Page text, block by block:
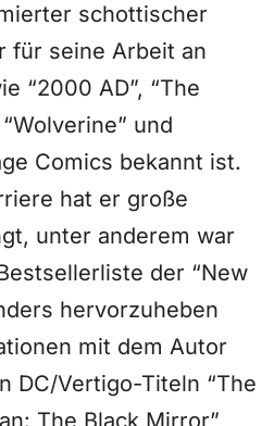
schottischer
für seine Arbeit an
“2000 AD”, “The
und
Comics bekannt ist.
hat er große
unter anderem war
der “New
hervorzuheben
mit dem Autor
DC/Vertigo-Titeln “The